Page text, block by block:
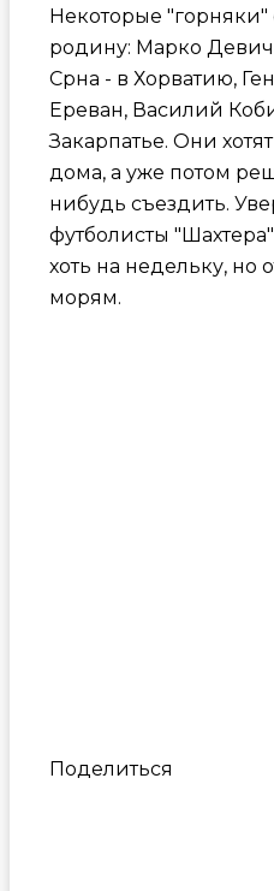
Некоторые "горняки"
родину: Марко
Срна - в Хорватию,
Ереван, Василий
Закарпатье. Они
дома, а уже потом
нибудь съездить.
футболисты
хоть на недельку, но
морям.
Поделиться